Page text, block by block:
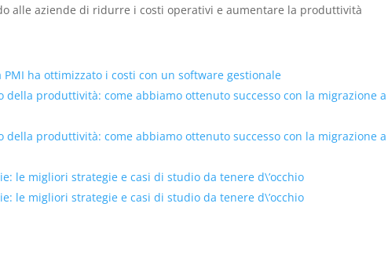
alle aziende di ridurre i costi operativi e aumentare la produttività
ha ottimizzato i costi con un software gestionale
produttività: come abbiamo ottenuto successo con la migrazione
produttività: come abbiamo ottenuto successo con la migrazione
le migliori strategie e casi di studio da tenere d\’occhio
le migliori strategie e casi di studio da tenere d\’occhio